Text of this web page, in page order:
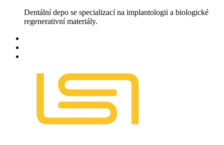
Dentální depo se specializací na implantologii a biologické
regenerativní materiály.